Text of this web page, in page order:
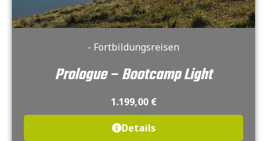
- Fortbildungsreisen
Prologue – Bootcamp Light
1.199,00 €
Details